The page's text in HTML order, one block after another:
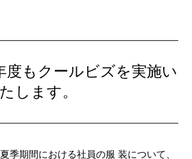
度もクールビズを実施い
たします。
季期間における社員の服 装について、